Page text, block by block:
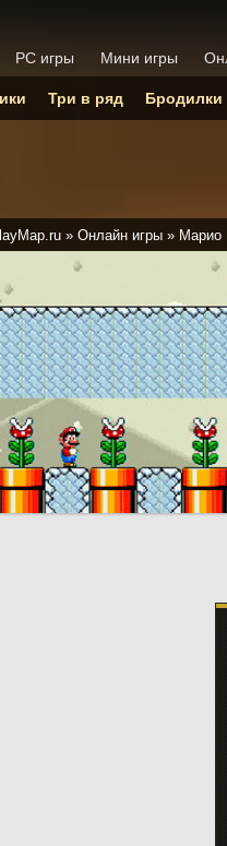
» Онлайн игры » Марио
PC игры Мини игры
Три в ряд Бродилки